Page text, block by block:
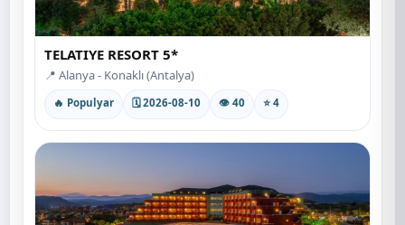
TELATIYE RESORT 5*
📍 Alanya - Konaklı (Antalya)
🔥 Populyar 🗓 2026-08-10 👁 40 ⭐ 4